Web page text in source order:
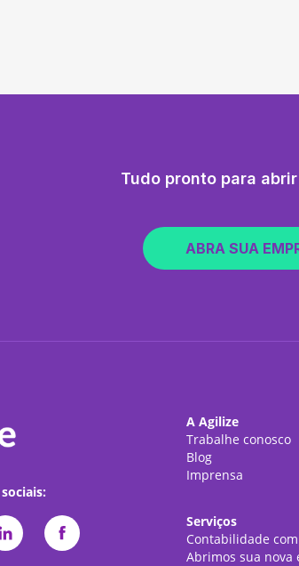
Tudo pronto para
ABRA SUA
A Agilize
Trabalhe conosco
Blog
Imprensa
Serviços
Contabilidade
Abrimos sua nova